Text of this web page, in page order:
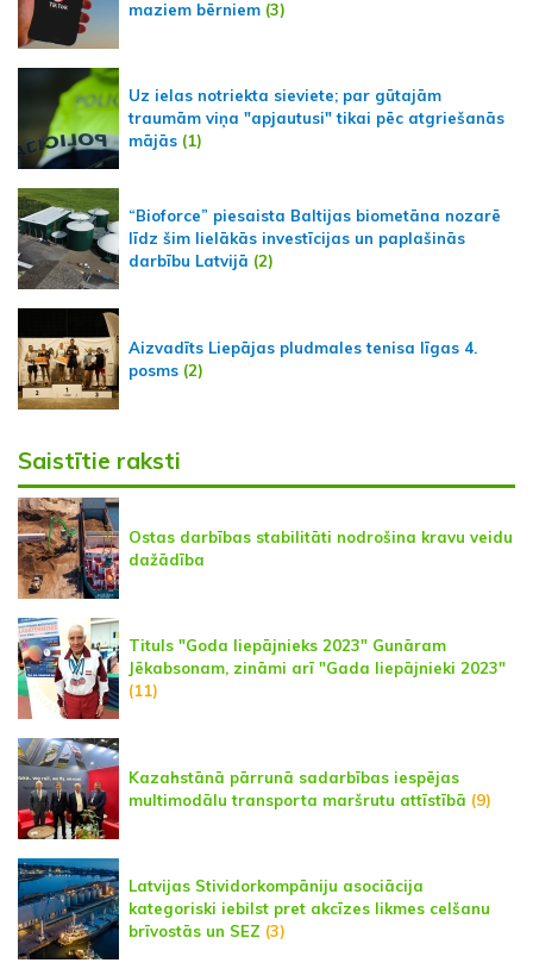
maziem bērniem (3)
Uz ielas notriekta sieviete; par gūtajām
traumām viņa "apjautusi" tikai pēc atgriešanās
mājās (1)
“Bioforce” piesaista Baltijas biometāna nozarē
līdz šim lielākās investīcijas un paplašinās
darbību Latvijā (2)
Aizvadīts Liepājas pludmales tenisa līgas 4.
posms (2)
Saistītie raksti
Ostas darbības stabilitāti nodrošina kravu veidu
dažādība
Tituls "Goda liepājnieks 2023" Gunāram
Jēkabsonam, zināmi arī "Gada liepājnieki 2023"
(11)
Kazahstānā pārrunā sadarbības iespējas
multimodālu transporta maršrutu attīstībā (9)
Latvijas Stividorkompāniju asociācija
kategoriski iebilst pret akcīzes likmes celšanu
brīvostās un SEZ (3)